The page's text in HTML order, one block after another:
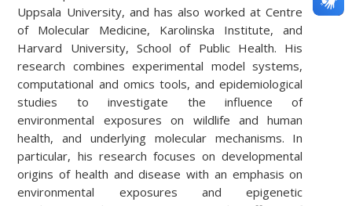
Uppsala University, and has also worked at Centre
of Molecular Medicine, Karolinska Institute, and
Harvard University, School of Public Health. His
research combines experimental model systems,
computational and omics tools, and epidemiological
studies to investigate the influence of
environmental exposures on wildlife and human
health, and underlying molecular mechanisms. In
particular, his research focuses on developmental
origins of health and disease with an emphasis on
environmental exposures and epigenetic